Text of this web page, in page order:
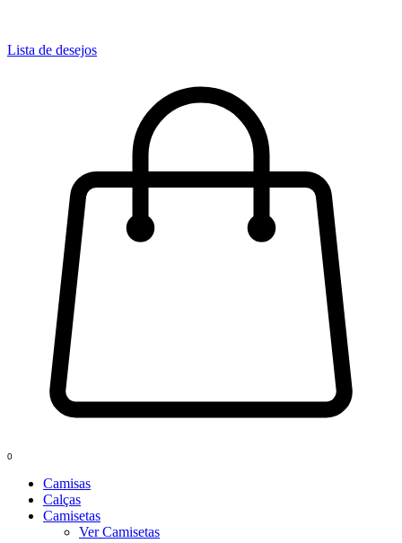
Lista de desejos
0
Camisas
Calças
Camisetas
Ver Camisetas